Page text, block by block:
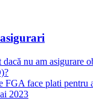
dacă nu am asigurare
FGA face plati pentru
2023